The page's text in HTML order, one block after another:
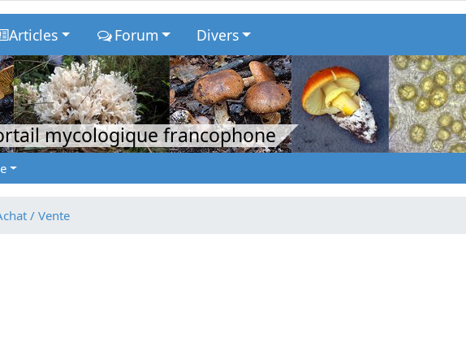
Articles Forum Divers
mycologique francophone
/ Vente